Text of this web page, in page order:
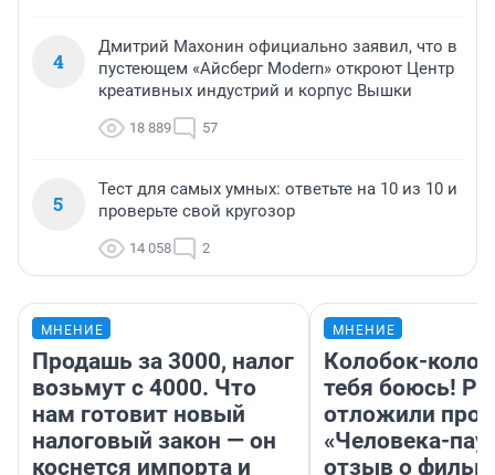
4
Дмитрий Махонин официально заявил, что в
пустеющем «Айсберг Modern» откроют Центр
креативных индустрий и корпус Вышки
18 889 57
5
Тест для самых умных: ответьте на 10 из 10 и
проверьте свой кругозор
14 058 2
МНЕНИЕ
Продашь за 3000, налог
возьмут с 4000. Что
нам готовит новый
налоговый закон — он
коснется импорта и
МНЕНИЕ
Колобок-
тебя боюсь!
отложили
«Человека-
отзыв о